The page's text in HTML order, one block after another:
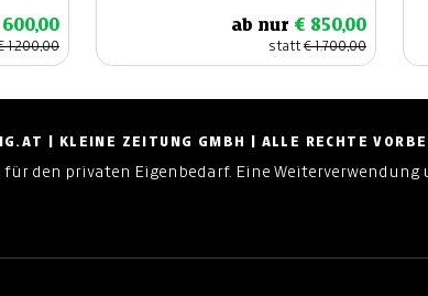
1.200,00
ab nur € 850,00
statt€ 1.700,00
| KLEINE ZEITUNG GMBH | ALLE RECHTE
den privaten Eigenbedarf. Eine